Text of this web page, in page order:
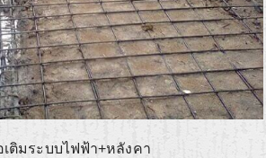
เติมระบบไฟฟ้า+หลังคา